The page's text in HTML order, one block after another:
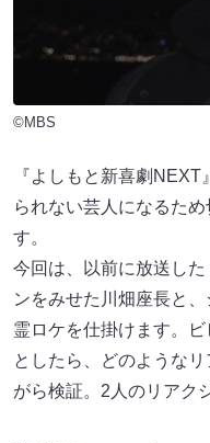
©MBS
『よしもと新喜劇
られない芸人になるた
す。
今回は、以前に放送し
ンをみせた川畑座長と
霊ロケを仕掛けます。
としたら、どのような
がら検証。2人のリアク